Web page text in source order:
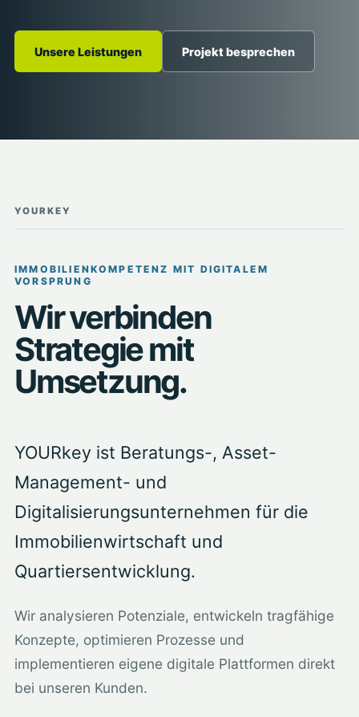
Unsere Leistungen Projekt besprechen
YOURKEY
IMMOBILIENKOMPETENZ MIT DIGITALEM
VORSPRUNG
Wir verbinden
Strategie mit
Umsetzung.
YOURkey ist Beratungs-, Asset-
Management- und
Digitalisierungsunternehmen für die
Immobilienwirtschaft und
Quartiersentwicklung.
Wir analysieren Potenziale, entwickeln tragfähige
Konzepte, optimieren Prozesse und
implementieren eigene digitale Plattformen direkt
bei unseren Kunden.